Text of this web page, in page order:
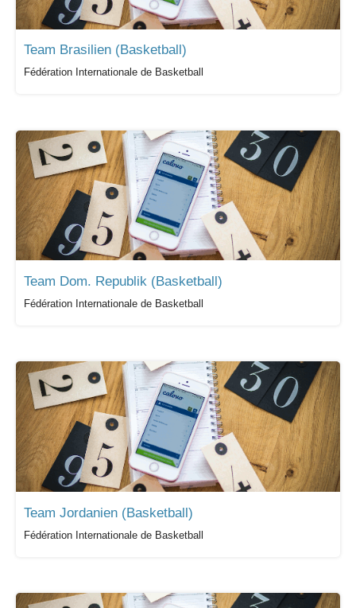
Team Brasilien (Basketball)
Fédération Internationale de Basketball
Team Dom. Republik (Basketball)
Fédération Internationale de Basketball
Team Jordanien (Basketball)
Fédération Internationale de Basketball